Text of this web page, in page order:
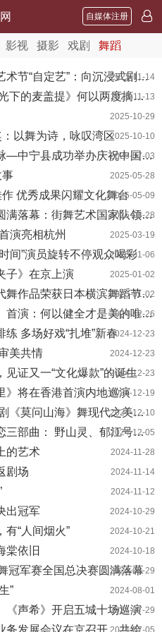
自媒体注册
影视 摄影 戏剧 舞蹈
· 不仅是高科技的新艺能——艺术节“自定艺”：向沉浸式剧场发起挑战
2025-11-14
· 从“荷花”到“文华”，舞蹈《阳光下的麦盖提》何以两度摘奖？
2025-11-13
2025-10-29
：以舞为诗，咏叹湾区2025-10-10
· 弘扬革命精神，赓续红色血脉—中宁县成功举办庆祝中国共产党成立104周年音乐舞蹈史诗《东方红》文艺演出
2025-07-03
事 2025-05-28
作 优秀成果闪耀文化舞台2025-05-09
· 首届中国东方街舞产业大会圆满落幕：街舞艺术国家队领航，开启街舞产业黄金时代
2025-03-28
演亮相杭州 2025-03-19
间”演员旋转不停观众喝彩
2025-01-06
子》在京上演 2025-01-02
· 中国编舞黄彦琳、孙梦瑶现代舞作品荣获日本横滨舞蹈节三项大奖
2025-01-02
· 余秀华诗歌舞蹈《万吨月色》首演：何以健全才是美的唯一答案
2024-12-26
练 多场好戏“扎堆”新春2024-12-23
美共情 2024-12-23
见证又一“文化爆款”的诞生
2024-12-23
》将在香港首演内地巡演2024-12-19
· 以茶为媒，舞越山海 ——舞剧《莫问山海》舞现代之美、品中式浪漫
2024-12-10
· 中国著名歌舞编导夏冰山水恋三部曲： 野山灵、郁江号、喜盈轿
2024-12-05
的艺术 2024-11-28
剧场 2024-11-14
2024-11-12
出冠军 2024-10-29
有“人间烟火” 2024-10-21
棠依旧 2024-10-18
冠军赛全国总决赛圆满落幕
2024-08-29
” 2024-08-01
《声希》开启五城十场巡演
2024-07-29
· 中国东方演艺集团全国街舞业务发展会议在京召开，共绘行业发展蓝图
2024-07-05